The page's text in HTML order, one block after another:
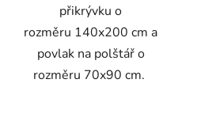
přikrývku o
rozměru 140x200 cm a
povlak na polštář o
rozměru 70x90 cm.